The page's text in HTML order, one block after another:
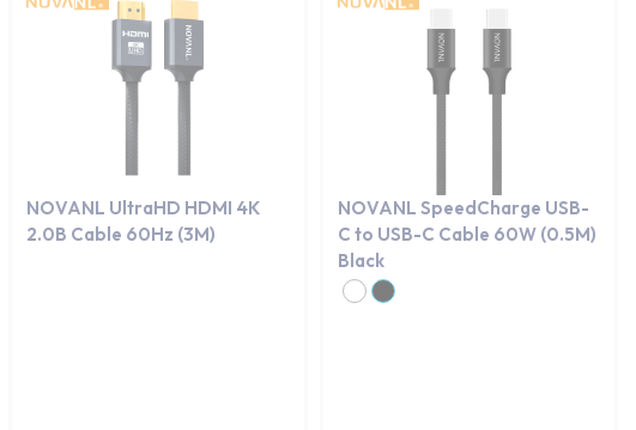
NOVANL UltraHD HDMI 4K
2.0B Cable 60Hz (3M)
NOVANL SpeedCharge USB-
C to USB-C Cable 60W (0.5M)
Black